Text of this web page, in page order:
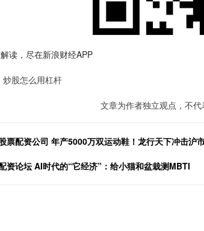
读，尽在新浪财经APP
股怎么用杠杆
文章为作者独立观点，不
票配资公司 年产5000万双运动鞋！龙行天下冲击沪
资论坛 AI时代的“它经济”：给小猫和盆栽测MBTI